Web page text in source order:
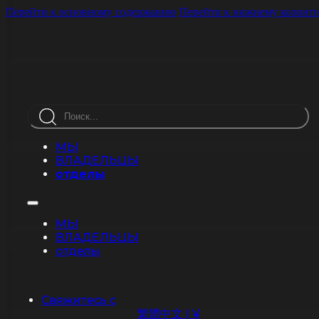
Перейти к основному содержанию Перейти к нижнему
Поиск
МЫ
ВЛАДЕЛЬЦЫ
отделы
МЫ
ВЛАДЕЛЬЦЫ
отделы
Свяжитесь с
繁體中文 | ¥